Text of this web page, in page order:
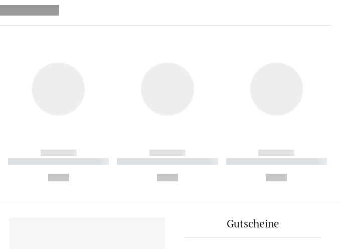
------------
----------- ----------- ----------
------------
----------- ----------- ----------
------------
----------- ----------- ----------
Gutscheine